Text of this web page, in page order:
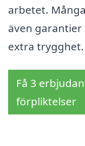
arbetet.
även
extra trygghet.
Få 3
förpliktelser